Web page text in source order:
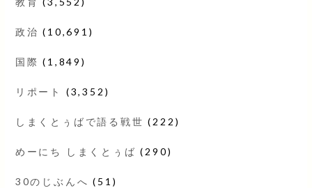
政治 (10,691)
国際 (1,849)
リポート (3,352)
しまくとぅばで語る戦世 (222)
めーにち しまくとぅば (290)
30のじぶんへ (51)